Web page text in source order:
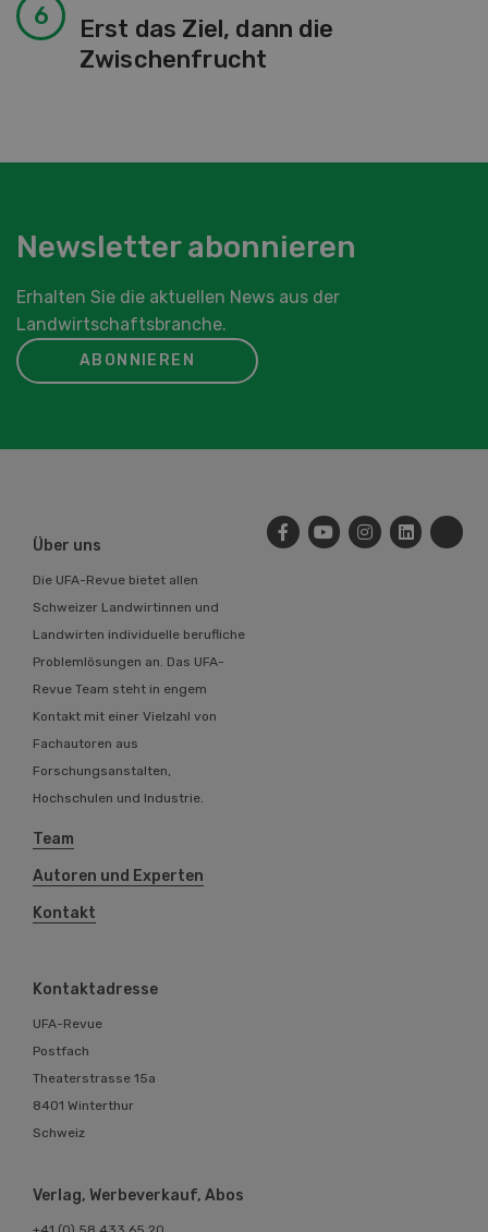
Erst das Ziel, dann die
Zwischenfrucht
Newsletter abonnieren
Erhalten Sie die aktuellen News aus der
Landwirtschaftsbranche.
ABONNIEREN
Über uns
Die UFA-Revue bietet allen
Schweizer Landwirtinnen und
Landwirten individuelle berufliche
Problemlösungen an. Das UFA-
Revue Team steht in engem
Kontakt mit einer Vielzahl von
Fachautoren aus
Forschungsanstalten,
Hochschulen und Industrie.
Team
Autoren und Experten
Kontakt
Kontaktadresse
UFA-Revue
Postfach
Theaterstrasse 15a
8401 Winterthur
Schweiz
Verlag, Werbeverkauf, Abos